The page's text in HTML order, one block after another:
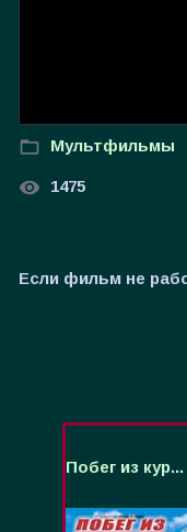
Мультфильмы
1475
Если фильм не
Побег из кур...